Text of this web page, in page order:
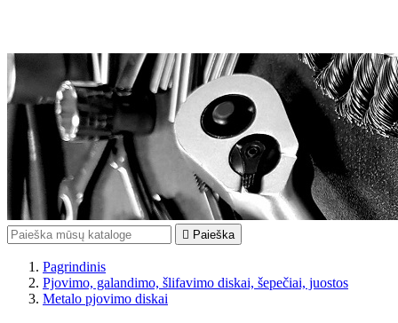
 Paieška
Pagrindinis
Pjovimo, galandimo, šlifavimo diskai, šepečiai, juostos
Metalo pjovimo diskai